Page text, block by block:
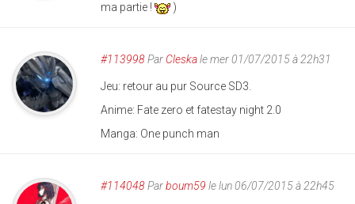
ma partie !
)
#113998Par Cleskale mer 01/07/2015 à 22h31
Jeu: retour au pur Source SD3.
Anime: Fate zero et fatestay night 2.0
Manga: One punch man
#114048Parboum59 le lun 06/07/2015 à 22h45